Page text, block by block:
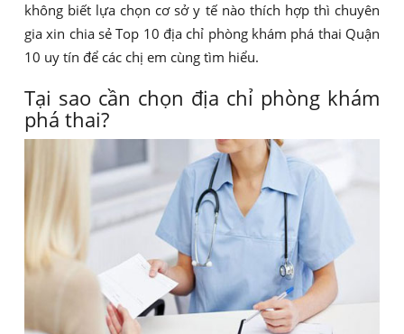
không biết lựa chọn cơ sở y tế nào thích hợp thì chuyên
gia xin chia sẻ Top 10 địa chỉ phòng khám phá thai Quận
10 uy tín để các chị em cùng tìm hiểu.
Tại sao cần chọn địa chỉ phòng khám
phá thai?